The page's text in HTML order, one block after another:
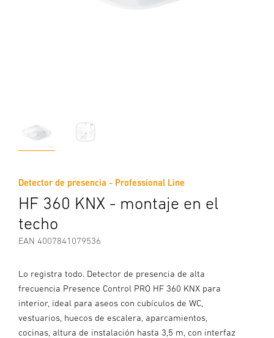
Detector de presencia - Professional Line
HF 360 KNX - montaje en el
techo
EAN 4007841079536
Lo registra todo. Detector de presencia de alta
frecuencia Presence Control PRO HF 360 KNX para
interior, ideal para aseos con cubículos de WC,
vestuarios, huecos de escalera, aparcamientos,
cocinas, altura de instalación hasta 3,5 m, con interfaz